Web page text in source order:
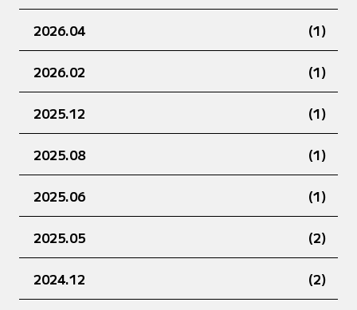
2026.04 (1)
2026.02 (1)
2025.12 (1)
2025.08 (1)
2025.06 (1)
2025.05 (2)
2024.12 (2)